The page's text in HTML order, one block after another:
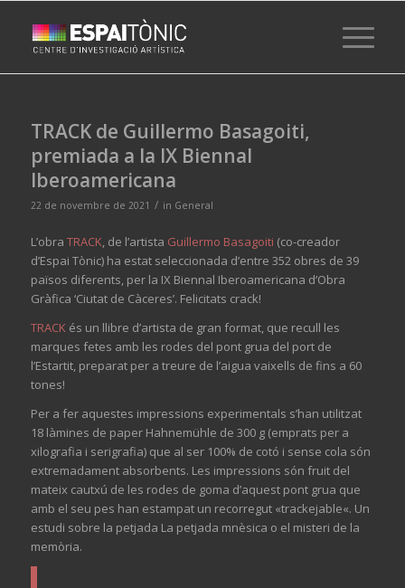
TRACK de Guillermo Basagoiti,
premiada a la IX Biennal
Iberoamericana
22 de novembre de 2021 / in General
L’obra TRACK, de l’artista Guillermo Basagoiti (co-creador
d’Espai Tònic) ha estat seleccionada d’entre 352 obres de 39
països diferents, per la IX Biennal Iberoamericana d’Obra
Gràfica ‘Ciutat de Càceres’. Felicitats crack!
TRACKés un llibre d’artista de gran format, que recull les
marques fetes amb les rodes del pont grua del port de
l’Estartit, preparat per a treure de l’aigua vaixells de fins a 60
tones!
Per a fer aquestes impressions experimentals s’han utilitzat
18 làmines de paper Hahnemühle de 300 g (emprats per a
xilografia i serigrafia) que al ser 100% de cotó i sense cola són
extremadament absorbents. Les impressions són fruit del
mateix cautxú de les rodes de goma d’aquest pont grua que
amb el seu pes han estampat un recorregut «trackejable«. Un
estudi sobre la petjada La petjada mnèsica o el misteri de la
memòria.